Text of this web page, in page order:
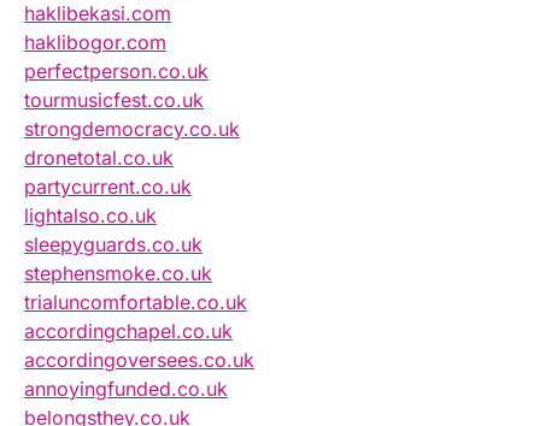
haklibekasi.com
haklibogor.com
perfectperson.co.uk
tourmusicfest.co.uk
strongdemocracy.co.uk
dronetotal.co.uk
partycurrent.co.uk
lightalso.co.uk
sleepyguards.co.uk
stephensmoke.co.uk
trialuncomfortable.co.uk
accordingchapel.co.uk
accordingoversees.co.uk
annoyingfunded.co.uk
belongsthey.co.uk